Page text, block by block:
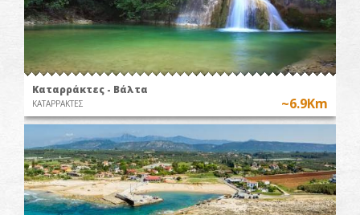
Καταρράκτες - Βάλτα
ΚΑΤΑΡΡΑΚΤΕΣ ~6.9Km